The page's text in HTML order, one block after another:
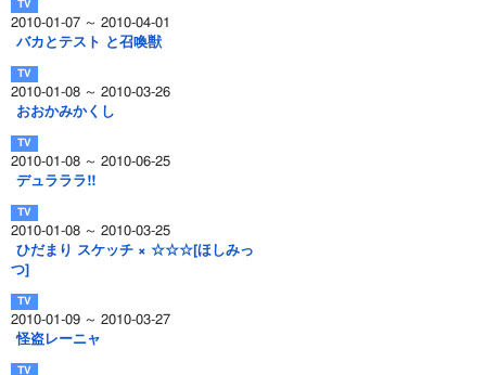
2010-01-07 ～ 2010-04-01
バカとテスト と召喚獣
2010-01-08 ～ 2010-03-26
おおかみかくし
2010-01-08 ～ 2010-06-25
デュラララ!!
2010-01-08 ～ 2010-03-25
ひだまり スケッチ × ☆☆☆[ほしみっ
つ]
2010-01-09 ～ 2010-03-27
怪盗レーニャ